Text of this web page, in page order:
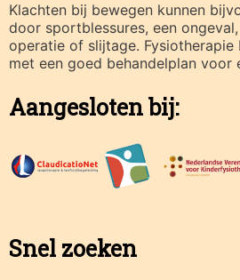
Klachten bij bewegen kunnen
door sportblessures, een
operatie of slijtage. Fysiotherapie
met een goed behandelplan voor
Aangesloten bij:
Snel zoeken